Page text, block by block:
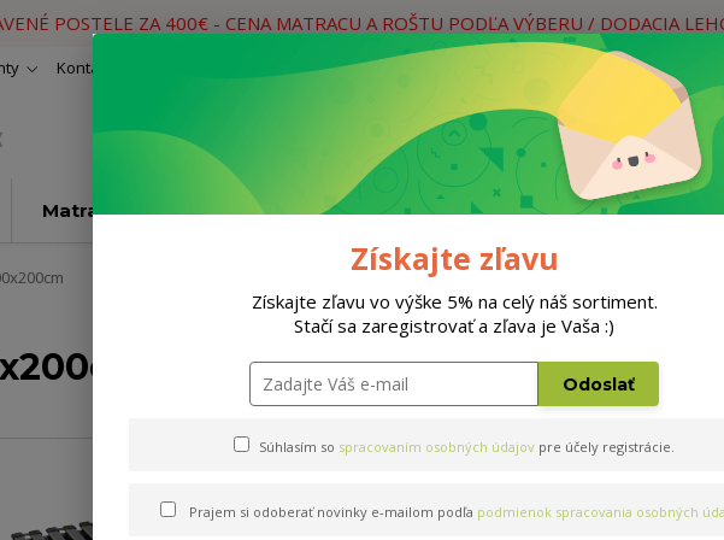
POSTELE ZA 400€ - CENA MATRACU A ROŠTU PODĽA VÝBERU / DODACIA
Kontakty
Hľadať
Neviete si rady? Zavolajte.
Matrace Rošty Doplnky Postele
Získajte zľavu
Získajte zľavu vo výške 5% na celý náš sortiment.
Stačí sa zaregistrovať a zľava je Vaša :)
Odoslať
Súhlasím so spracovaním osobných údajov pre účely registrácie.
Prajem si odoberať novinky e-mailom podľa podmienok spracovania osobných